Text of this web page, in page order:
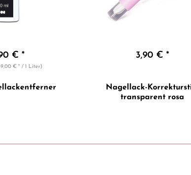
€ *
€ * / 1 Liter)
3,90 € *
Nagellack-
transparent rosa